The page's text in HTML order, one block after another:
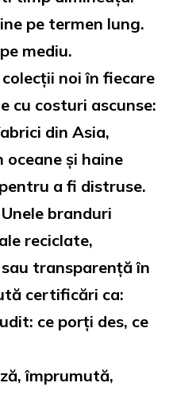
pe termen lung.
mediu.
noi în fiecare
cu costuri ascunse:
din Asia,
și haine
a fi distruse.
branduri
reciclate,
transparență în
certificări ca:
ce porți des, ce
împrumută,